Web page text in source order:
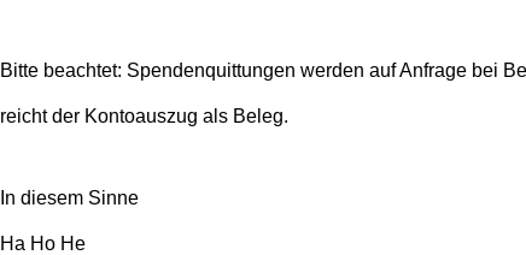
Bitte beachtet: Spendenquittungen werden auf Anfrage bei
reicht der Kontoauszug als Beleg.
In diesem Sinne
Ha Ho He